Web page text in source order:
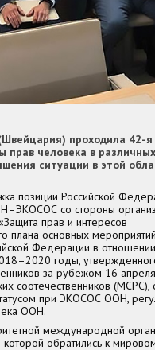
проходила 42-я
человека в
ситуации в этой
позиции Российской
со стороны
прав и интересов
плана основных
Федерации в
годы,
за рубежом 16
соотечественников
при ЭКОСОС ООН,
ООН.
международной
обратились к